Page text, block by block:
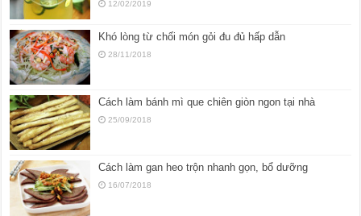
12/02/2019
Khó lòng từ chối món gỏi đu đủ hấp dẫn
28/11/2018
Cách làm bánh mì que chiên giòn ngon tại nhà
25/09/2018
Cách làm gan heo trộn nhanh gọn, bổ dưỡng
16/07/2018